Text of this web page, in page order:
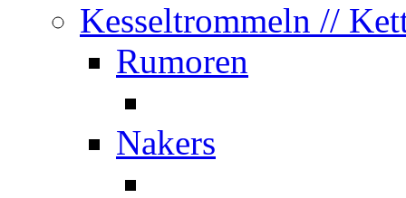
Kesseltrommeln //
Rumoren
Nakers